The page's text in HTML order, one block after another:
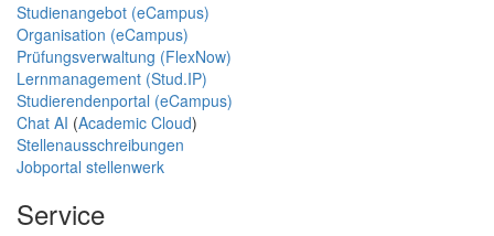
Studienangebot (eCampus)
Organisation (eCampus)
Prüfungsverwaltung (FlexNow)
Lernmanagement (Stud.IP)
Studierendenportal (eCampus)
Chat AI (Academic Cloud)
Stellenausschreibungen
Jobportal stellenwerk
Service